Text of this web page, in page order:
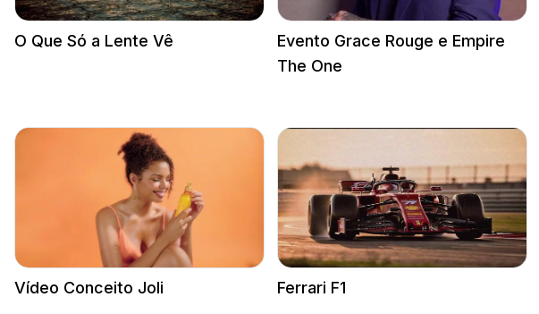
O Que Só a Lente Vê
Evento Grace Rouge e Empire
The One
Vídeo Conceito Joli Ferrari F1